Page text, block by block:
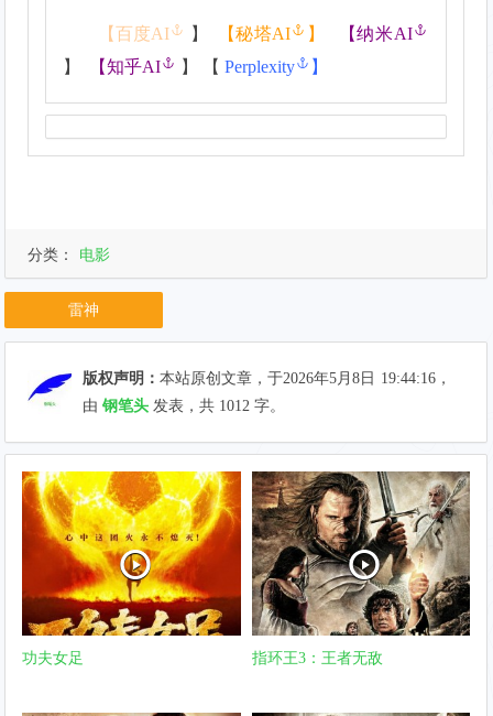
【百度AI 】 【秘塔AI 】 【纳米AI
】
【知乎AI 】 【Perplexity 】
分类： 电影
雷神
版权声明：本站原创文章，于2026年5月8日 19:44:16 ，
由钢笔头 发表，共 1012 字。
功夫女足 指环王3：王者无敌